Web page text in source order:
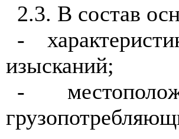
2.3. В состав
-
изысканий;
- местополо
грузопо